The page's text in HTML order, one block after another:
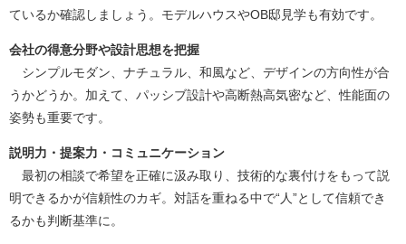
ているか確認しましょう。モデルハウスやOB邸見学も有効です。
会社の得意分野や設計思想を把握
シンプルモダン、ナチュラル、和風など、デザインの方向性が合
うかどうか。加えて、パッシブ設計や高断熱高気密など、性能面の
姿勢も重要です。
説明力・提案力・コミュニケーション
最初の相談で希望を正確に汲み取り、技術的な裏付けをもって説
明できるかが信頼性のカギ。対話を重ねる中で“人”として信頼でき
るかも判断基準に。